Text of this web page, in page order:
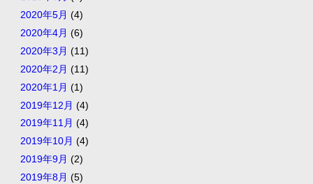
2020年5月 (4)
2020年4月 (6)
2020年3月 (11)
2020年2月 (11)
2020年1月 (1)
2019年12月 (4)
2019年11月 (4)
2019年10月 (4)
2019年9月 (2)
2019年8月 (5)